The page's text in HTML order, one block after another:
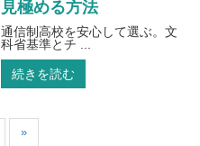
見極める方法
通信制高校を安心して選ぶ。文
科省基準とチ ...
続きを読む
»